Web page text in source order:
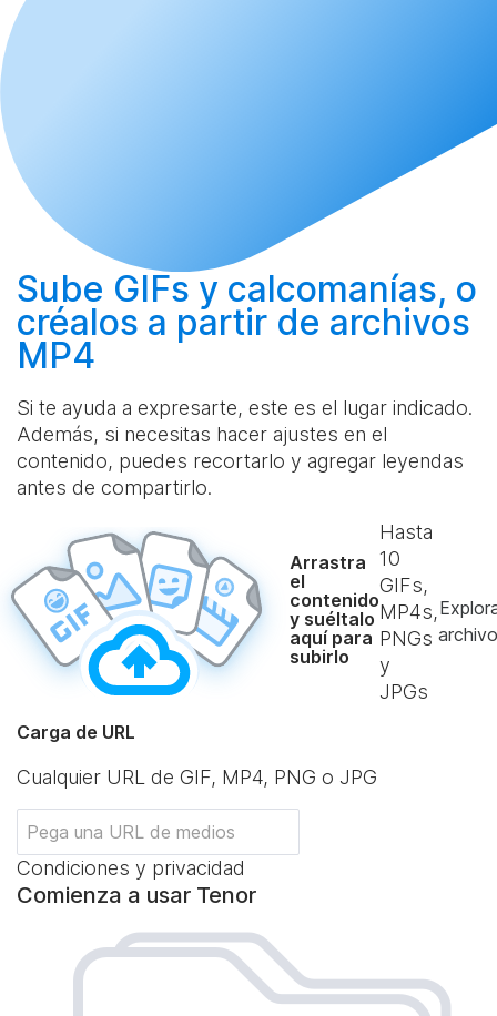
Sube GIFs y calcomanías, o
créalos a partir de archivos
MP4
Si te ayuda a expresarte, este es el lugar indicado.
Además, si necesitas hacer ajustes en el
contenido, puedes recortarlo y agregar leyendas
antes de compartirlo.
Arrastra
el
contenido
y suéltalo
aquí para
subirlo
Hasta
10
GIFs,
MP4s,
PNGs
y
JPGs
Carga de URL
Cualquier URL de GIF, MP4, PNG o JPG
Condiciones y privacidad
Comienza a usar Tenor